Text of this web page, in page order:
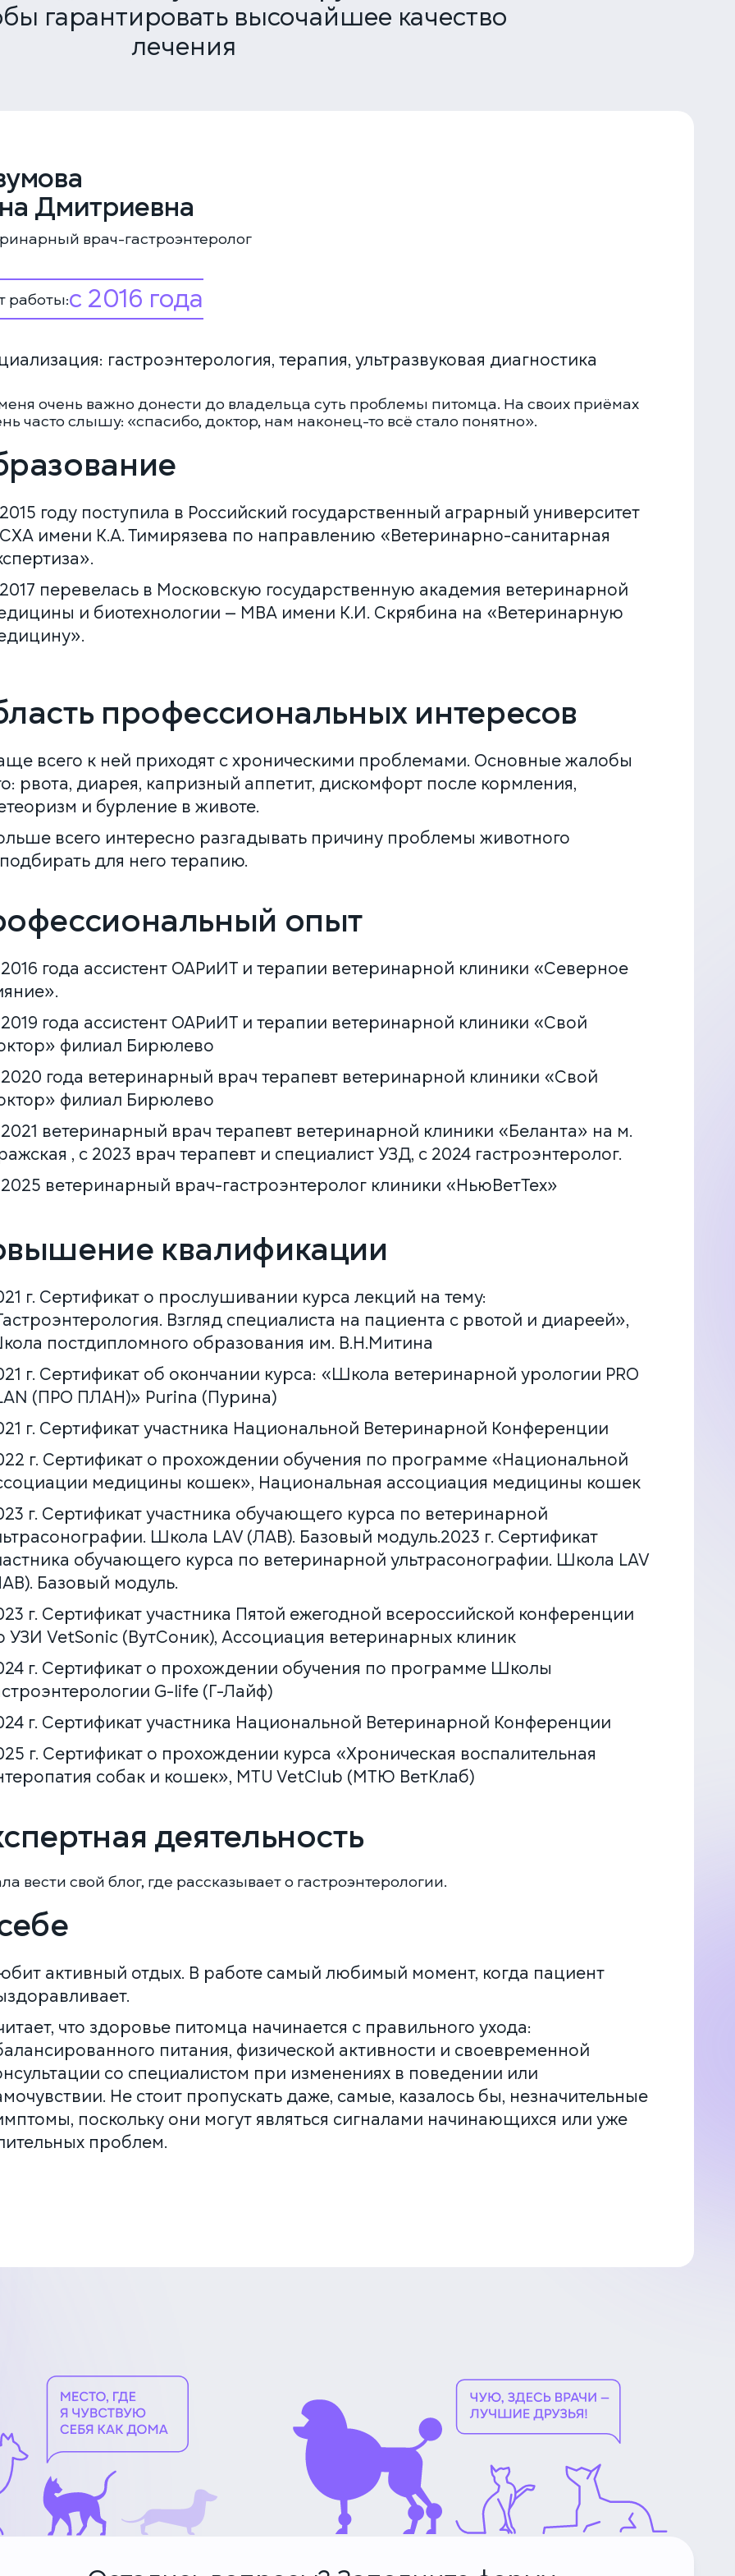
гарантировать высочайшее качество
лечения
Дмитриевна
врач-гастроэнтеролог
работы:с 2016 года
гастроэнтерология, терапия, ультразвуковая диагностика
очень важно донести до владельца суть проблемы питомца. На своих приёмах
часто слышу: «спасибо, доктор, нам наконец-то всё стало понятно».
году поступила в Российский государственный аграрный университет
имени К.А. Тимирязева по направлению «Ветеринарно-санитарная
перевелась в Московскую государственную академия ветеринарной
и биотехнологии — МВА имени К.И. Скрябина на «Ветеринарную
профессиональных интересов
всего к ней приходят с хроническими проблемами. Основные жалобы
рвота, диарея, капризный аппетит, дискомфорт после кормления,
и бурление в животе.
всего интересно разгадывать причину проблемы животного
для него терапию.
опыт
года ассистент ОАРиИТ и терапии ветеринарной клиники «Северное
года ассистент ОАРиИТ и терапии ветеринарной клиники «Свой
филиал Бирюлево
года ветеринарный врач терапевт ветеринарной клиники «Свой
филиал Бирюлево
ветеринарный врач терапевт ветеринарной клиники «Беланта» на м.
, с 2023 врач терапевт и специалист УЗД, с 2024 гастроэнтеролог.
ветеринарный врач-гастроэнтеролог клиники «НьюВетТех»
квалификации
г. Сертификат о прослушивании курса лекций на тему:
Взгляд специалиста на пациента с рвотой и диареей»,
постдипломного образования им. В.Н.Митина
г. Сертификат об окончании курса: «Школа ветеринарной урологии PRO
(ПРО ПЛАН)» Purina (Пурина)
г. Сертификат участника Национальной Ветеринарной Конференции
г. Сертификат о прохождении обучения по программе «Национальной
медицины кошек», Национальная ассоциация медицины кошек
г. Сертификат участника обучающего курса по ветеринарной
Школа LAV (ЛАВ). Базовый модуль.2023 г. Сертификат
обучающего курса по ветеринарной ультрасонографии. Школа LAV
Базовый модуль.
г. Сертификат участника Пятой ежегодной всероссийской конференции
УЗИ VetSonic (ВутСоник), Ассоциация ветеринарных клиник
г. Сертификат о прохождении обучения по программе Школы
G-life (Г-Лайф)
г. Сертификат участника Национальной Ветеринарной Конференции
г. Сертификат о прохождении курса «Хроническая воспалительная
собак и кошек», MTU VetClub (МТЮ ВетКлаб)
деятельность
вести свой блог, где рассказывает о гастроэнтерологии.
активный отдых. В работе самый любимый момент, когда пациент
что здоровье питомца начинается с правильного ухода:
питания, физической активности и своевременной
со специалистом при изменениях в поведении или
Не стоит пропускать даже, самые, казалось бы, незначительные
поскольку они могут являться сигналами начинающихся или уже
проблем.
КЛИНИКА НА СЕРПУХОВСКОЙ
дату
ЕДИНАЯ СПРАВОЧНАЯ (КРУГЛОСУТОЧНО)
+7 (499) 288-80-36
Закажите звонок, и мы перезвоним вам в течение 15 минут
Соглашаюсь с политикойконфиденциальности и обработки
данных
ЗАПИСАТЬСЯ НА ПРИЁМ
Многопрофильная клиника на Большой
Серпуховской
Круглосуточно
Многопрофильная клиника на Введенского
Москва, ул. Введенского, 24Б
Клиника на Карамышевской набережной
Москва, Карамышевская наб., 2А
+7 (499) 288-80-36